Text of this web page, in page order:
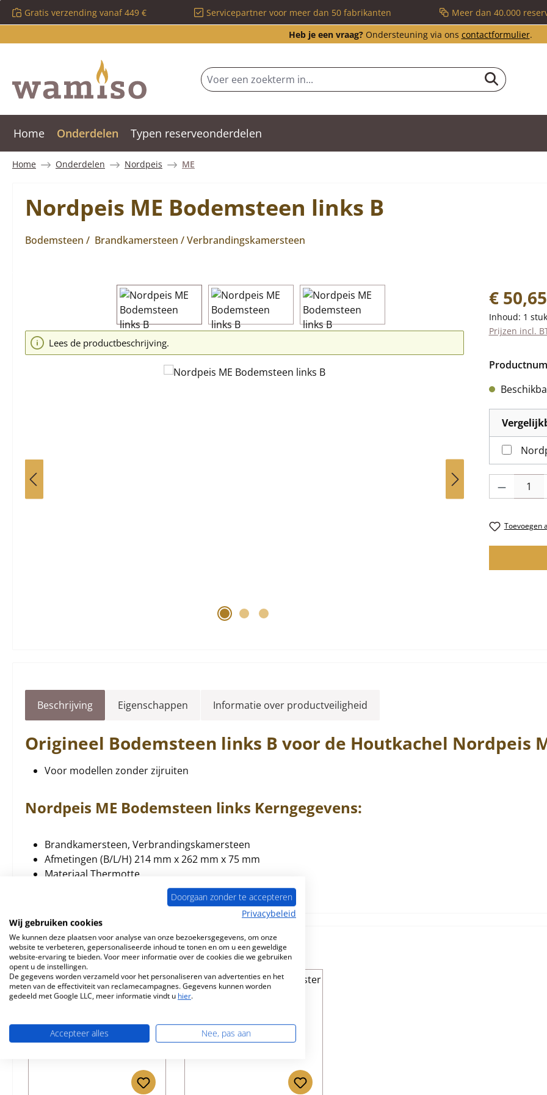
naar de hoofdinhoud
Ga naar de zoekopdracht
Ga naar de hoofdnavigatie
Gratis verzending vanaf 449 € Servicepartner voor meer dan 50 fabrikanten Meer dan 40.000
Heb je een vraag?Ondersteuning via ons contactformulier.
Home Onderdelen Typen reserveonderdelen
Home Onderdelen Nordpeis ME
Nordpeis ME Bodemsteen links B
Bodemsteen / Brandkamersteen / Verbrandingskamersteen
Afbeeldingengalerij overslaan
Lees de productbeschrijving.
Normale prijs:
€ 50,65
Inhoud: 1
Prijzen incl.
Toevoegen
Beschrijving Eigenschappen Informatie over productveiligheid
Origineel Bodemsteen links B voor de Houtkachel Nordpeis
Voor modellen zonder zijruiten
Nordpeis ME Bodemsteen links Kerngegevens:
Brandkamersteen, Verbrandingskamersteen
Afmetingen (B/L/H) 214 mm x 262 mm x 75 mm
Materiaal Thermotte
Vergelijkbare producten
Productgalerij overslaan
Nog 6 op voorraad!
Nog 3 op voorraad!
Doorgaan zonder te accepteren
Privacybeleid
Wij gebruiken cookies
We kunnen deze plaatsen voor analyse van onze bezoekersgegevens, om onze
website te verbeteren, gepersonaliseerde inhoud te tonen en om u een geweldige
website-ervaring te bieden. Voor meer informatie over de cookies die we gebruiken
opent u de instellingen.
De gegevens worden verzameld voor het personaliseren van advertenties en het
meten van de effectiviteit van reclamecampagnes. Gegevens kunnen worden
gedeeld met Google LLC, meer informatie vindt u hier.
Accepteer alles Nee, pas aan